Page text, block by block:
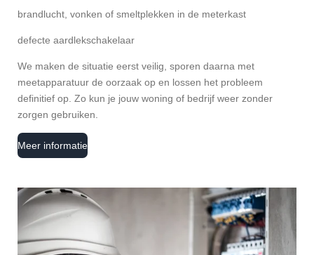
brandlucht, vonken of smeltplekken in de meterkast
defecte aardlekschakelaar
We maken de situatie eerst veilig, sporen daarna met
meetapparatuur de oorzaak op en lossen het probleem
definitief op. Zo kun je jouw woning of bedrijf weer zonder
zorgen gebruiken.
Meer informatie